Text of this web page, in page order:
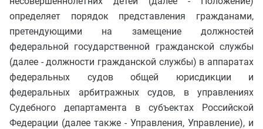
определяет порядок представления гражданами,
претендующими на замещение должностей
федеральной государственной гражданской службы
(далее - должности гражданской службы) в аппаратах
федеральных судов общей юрисдикции и
федеральных арбитражных судов, в управлениях
Судебного департамента в субъектах Российской
Федерации (далее также - Управления, Управление), и